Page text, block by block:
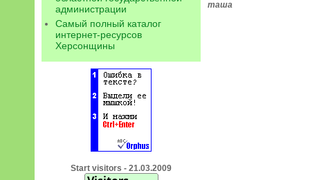
администрации
Самый полный каталог
интернет-ресурсов
Херсонщины
Start visitors - 21.03.2009
таша